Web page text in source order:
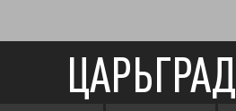
ЦАРЬГРАД